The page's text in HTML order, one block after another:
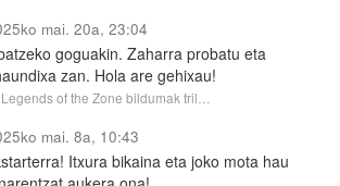
mai. 20a, 23:04
goguakin. Zaharra probatu eta
zan. Hola are gehixau!
of the Zone bildumak tril…
mai. 8a, 10:43
Itxura bikaina eta joko mota hau